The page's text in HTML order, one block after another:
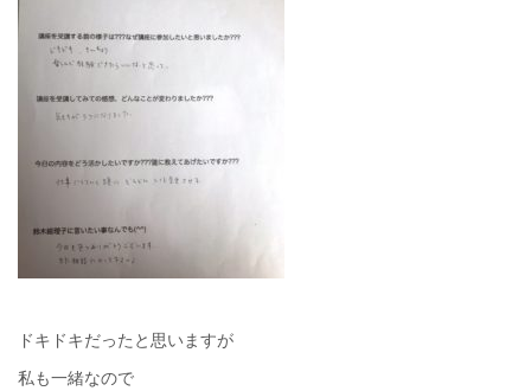
ドキドキだったと思いますが
私も一緒なので